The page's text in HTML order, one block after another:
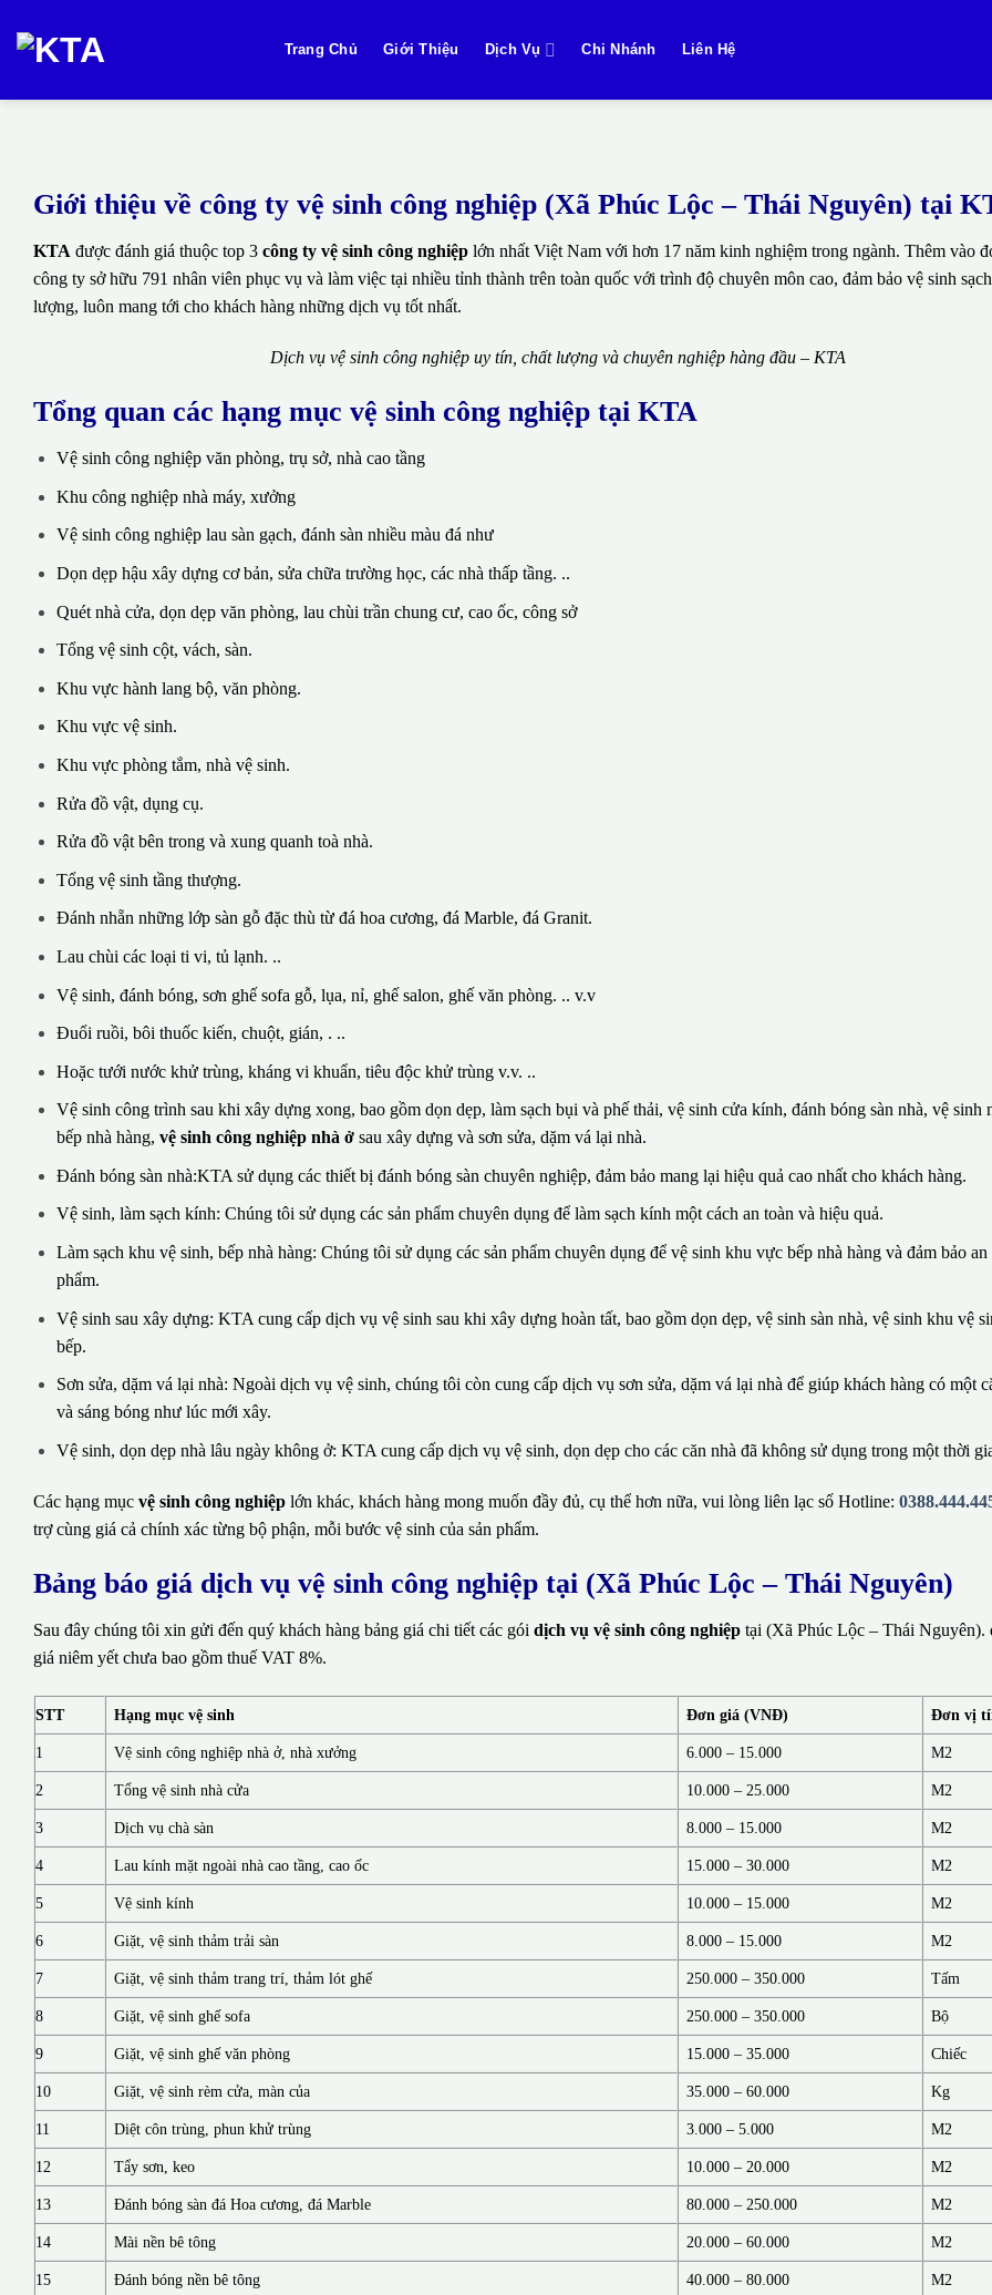
qua
dung
Trang Chủ Giới Thiệu Dịch Vụ Chi Nhánh Liên Hệ
Giới thiệu về công ty vệ sinh công nghiệp (Xã Phúc Lộc – Thái Nguyên) tại
KTA được đánh giá thuộc top 3 công ty vệ sinh công nghiệp lớn nhất Việt Nam với hơn 17 năm kinh nghiệm trong ngành. Thêm vào
công ty sở hữu 791 nhân viên phục vụ và làm việc tại nhiều tỉnh thành trên toàn quốc với trình độ chuyên môn cao, đảm bảo vệ sinh
lượng, luôn mang tới cho khách hàng những dịch vụ tốt nhất.
Dịch vụ vệ sinh công nghiệp uy tín, chất lượng và chuyên nghiệp hàng đầu – KTA
Tổng quan các hạng mục vệ sinh công nghiệp tại KTA
Vệ sinh công nghiệp văn phòng, trụ sở, nhà cao tầng
Khu công nghiệp nhà máy, xưởng
Vệ sinh công nghiệp lau sàn gạch, đánh sàn nhiều màu đá như
Dọn dẹp hậu xây dựng cơ bản, sửa chữa trường học, các nhà thấp tầng. ..
Quét nhà cửa, dọn dẹp văn phòng, lau chùi trần chung cư, cao ốc, công sở
Tổng vệ sinh cột, vách, sàn.
Khu vực hành lang bộ, văn phòng.
Khu vực vệ sinh.
Khu vực phòng tắm, nhà vệ sinh.
Rửa đồ vật, dụng cụ.
Rửa đồ vật bên trong và xung quanh toà nhà.
Tổng vệ sinh tầng thượng.
Đánh nhẵn những lớp sàn gỗ đặc thù từ đá hoa cương, đá Marble, đá Granit.
Lau chùi các loại ti vi, tủ lạnh. ..
Vệ sinh, đánh bóng, sơn ghế sofa gỗ, lụa, nỉ, ghế salon, ghế văn phòng. .. v.v
Đuổi ruồi, bôi thuốc kiến, chuột, gián, . ..
Hoặc tưới nước khử trùng, kháng vi khuẩn, tiêu độc khử trùng v.v. ..
Vệ sinh công trình sau khi xây dựng xong, bao gồm dọn dẹp, làm sạch bụi và phế thải, vệ sinh cửa kính, đánh bóng sàn nhà, vệ sinh
bếp nhà hàng, vệ sinh công nghiệp nhà ởsau xây dựng và sơn sửa, dặm vá lại nhà.
Đánh bóng sàn nhà:KTA sử dụng các thiết bị đánh bóng sàn chuyên nghiệp, đảm bảo mang lại hiệu quả cao nhất cho khách hàng.
Vệ sinh, làm sạch kính: Chúng tôi sử dụng các sản phẩm chuyên dụng để làm sạch kính một cách an toàn và hiệu quả.
Làm sạch khu vệ sinh, bếp nhà hàng: Chúng tôi sử dụng các sản phẩm chuyên dụng để vệ sinh khu vực bếp nhà hàng và đảm bảo
phẩm.
Vệ sinh sau xây dựng: KTA cung cấp dịch vụ vệ sinh sau khi xây dựng hoàn tất, bao gồm dọn dẹp, vệ sinh sàn nhà, vệ sinh khu vệ
bếp.
Sơn sửa, dặm vá lại nhà: Ngoài dịch vụ vệ sinh, chúng tôi còn cung cấp dịch vụ sơn sửa, dặm vá lại nhà để giúp khách hàng có một
và sáng bóng như lúc mới xây.
Vệ sinh, dọn dẹp nhà lâu ngày không ở: KTA cung cấp dịch vụ vệ sinh, dọn dẹp cho các căn nhà đã không sử dụng trong một thời
Các hạng mục vệ sinh công nghiệp lớn khác, khách hàng mong muốn đầy đủ, cụ thể hơn nữa, vui lòng liên lạc số Hotline:
trợ cùng giá cả chính xác từng bộ phận, mỗi bước vệ sinh của sản phẩm.
Bảng báo giá dịch vụ vệ sinh công nghiệp tại (Xã Phúc Lộc – Thái Nguyên)
Sau đây chúng tôi xin gửi đến quý khách hàng bảng giá chi tiết các gói dịch vụ vệ sinh công nghiệp tại (Xã Phúc Lộc – Thái Nguyên).
giá niêm yết chưa bao gồm thuế VAT 8%.
STT Hạng mục vệ sinh Đơn giá (VNĐ) Đơn vị
1 Vệ sinh công nghiệp nhà ở, nhà xưởng 6.000 – 15.000 M2
2 Tổng vệ sinh nhà cửa 10.000 – 25.000 M2
3 Dịch vụ chà sàn 8.000 – 15.000 M2
4 Lau kính mặt ngoài nhà cao tầng, cao ốc 15.000 – 30.000 M2
5 Vệ sinh kính 10.000 – 15.000 M2
6 Giặt, vệ sinh thảm trải sàn 8.000 – 15.000 M2
7 Giặt, vệ sinh thảm trang trí, thảm lót ghế 250.000 – 350.000 Tấm
8 Giặt, vệ sinh ghế sofa 250.000 – 350.000 Bộ
9 Giặt, vệ sinh ghế văn phòng 15.000 – 35.000 Chiếc
10 Giặt, vệ sinh rèm cửa, màn của 35.000 – 60.000 Kg
11 Diệt côn trùng, phun khử trùng 3.000 – 5.000 M2
12 Tẩy sơn, keo 10.000 – 20.000 M2
13 Đánh bóng sàn đá Hoa cương, đá Marble 80.000 – 250.000 M2
14 Mài nền bê tông 20.000 – 60.000 M2
15 Đánh bóng nền bê tông 40.000 – 80.000 M2